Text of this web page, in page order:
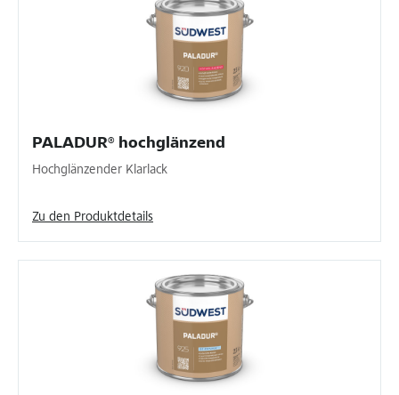
PALADUR® hochglänzend
Hochglänzender Klarlack
Zu den Produktdetails